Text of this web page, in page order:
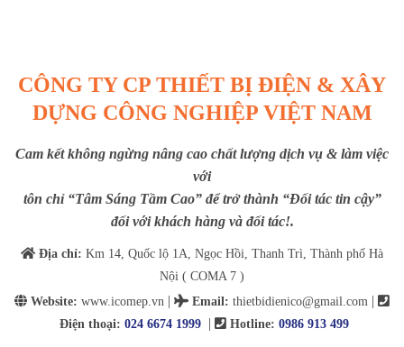
CÔNG TY CP THIẾT BỊ ĐIỆN & XÂY
DỰNG CÔNG NGHIỆP VIỆT NAM
Cam kết không ngừng nâng cao chất lượng dịch vụ & làm việc
với
tôn chỉ “Tâm Sáng Tầm Cao” để trở thành “Đối tác tin cậy”
đối với khách hàng và đối tác!.
Địa chỉ: Km 14, Quốc lộ 1A, Ngọc Hồi, Thanh Trì, Thành phố Hà
Nội ( COMA 7 )
Website: www.icomep.vn | Email: thietbidienico@gmail.com |
Điện thoại: 024 6674 1999 | Hotline: 0986 913 499